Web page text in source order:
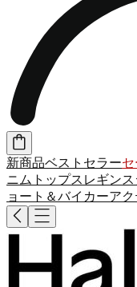
新商品ベストセラー
ニム トップス レギンス
ョート＆バイカーア